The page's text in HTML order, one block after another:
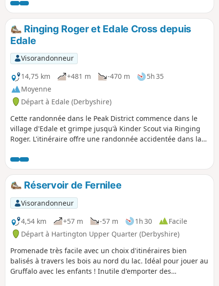
généralement beaucoup de monde qui profite de cette
balade.
Ringing Roger et Edale Cross depuis
Edale
Visorandonneur
14,75 km
+481 m -470 m
5h 35
Moyenne
Départ à Edale (Derbyshire)
Cette randonnée dans le Peak District commence dans le
village d'Edale et grimpe jusqu'à Kinder Scout via Ringing
Roger. L'itinéraire offre une randonnée accidentée dans la
Upper Grindsbrook, Crowden Brook et Edale Cross avant de
descendre Jacob's Ladder pour revenir à Edale.
Réservoir de Fernilee
Visorandonneur
4,54 km
+57 m -57 m 1h 30
Facile
Départ à Hartington Upper Quarter (Derbyshire)
Promenade très facile avec un choix d'itinéraires bien
balisés à travers les bois au nord du lac. Idéal pour jouer au
Gruffalo avec les enfants ! Inutile d'emporter des